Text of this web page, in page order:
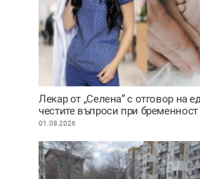
Лекар от „Селена“ с отговор на
честите въпроси при бременност
01.08.2026